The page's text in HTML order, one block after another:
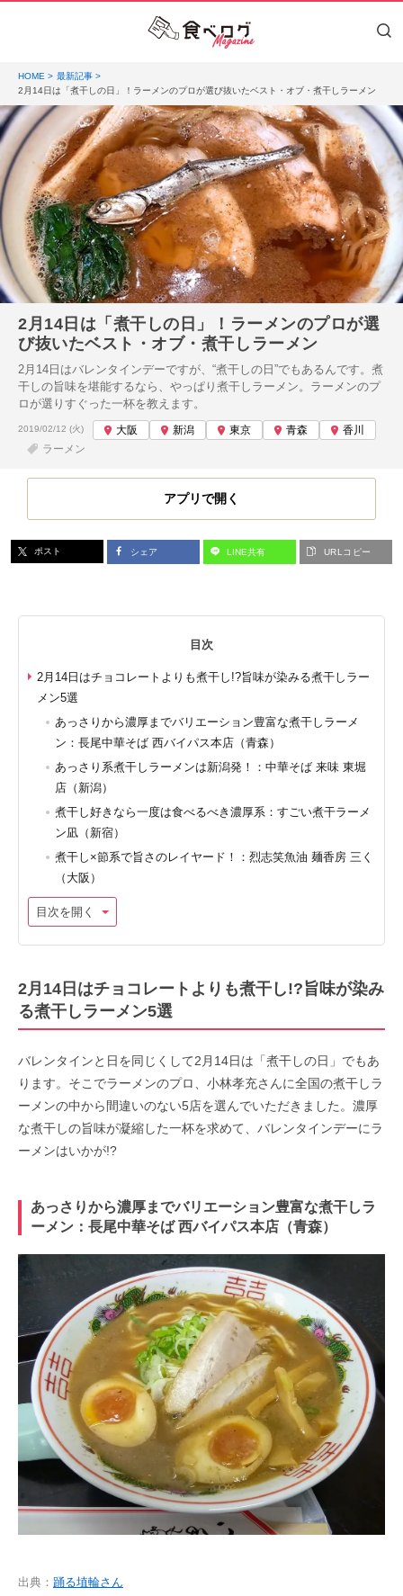
HOME
最新記事
2月14日は「煮干しの日」！ラーメンのプロが選び抜いたベスト・オブ・煮干しラーメン
2月14日は「煮干しの日」！ラーメンのプロが選
び抜いたベスト・オブ・煮干しラーメン
2月14日はバレンタインデーですが、“煮干しの日”でもあるんです。煮
干しの旨味を堪能するなら、やっぱり煮干しラーメン。ラーメンのプ
ロが選りすぐった一杯を教えます。
投稿日:
2019/02/12 (火) 大阪 新潟 東京 青森
香川
ラーメン
アプリで開く
ポスト シェア LINE共有 URLコピー
目次
2月14日はチョコレートよりも煮干し!?旨味が染みる煮干しラー
メン5選
あっさりから濃厚までバリエーション豊富な煮干しラーメ
ン：長尾中華そば 西バイパス本店（青森）
あっさり系煮干しラーメンは新潟発！：中華そば 来味 東堀
店（新潟）
煮干し好きなら一度は食べるべき濃厚系：すごい煮干ラーメ
ン凪（新宿）
煮干し×節系で旨さのレイヤード！：烈志笑魚油 麺香房 三く
（大阪）
目次を開く
2月14日はチョコレートよりも煮干し!?旨味が染み
る煮干しラーメン5選
バレンタインと日を同じくして2月14日は「煮干しの日」でもあ
ります。そこでラーメンのプロ、小林孝充さんに全国の煮干しラ
ーメンの中から間違いのない5店を選んでいただきました。濃厚
な煮干しの旨味が凝縮した一杯を求めて、バレンタインデーにラ
ーメンはいかが!?
あっさりから濃厚までバリエーション豊富な煮干しラ
ーメン：長尾中華そば 西バイパス本店（青森）
出典： 踊る埴輪さん